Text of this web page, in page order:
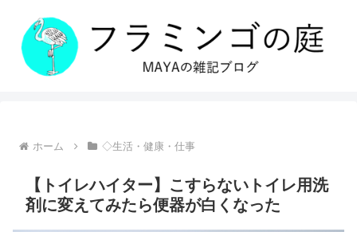
ホーム ◇生活・健康・仕事
【トイレハイター】こすらないトイレ用洗
剤に変えてみたら便器が白くなった